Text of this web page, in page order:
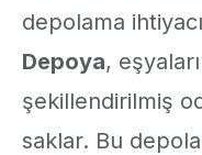
depolama
Depoya,
şekillendirilmiş
saklar. Bu